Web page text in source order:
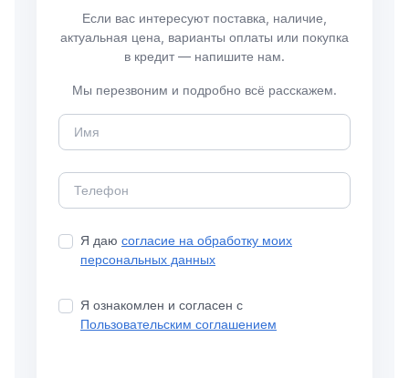
Если вас интересуют поставка, наличие,
актуальная цена, варианты оплаты или покупка
в кредит — напишите нам.
Мы перезвоним и подробно всё расскажем.
Я даю согласие на обработку моих
персональных данных
Я ознакомлен и согласен с
Пользовательским соглашением